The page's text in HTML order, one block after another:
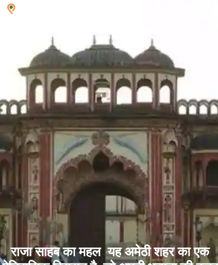
राजा साहब का महल यह अमेठी शहर का एक